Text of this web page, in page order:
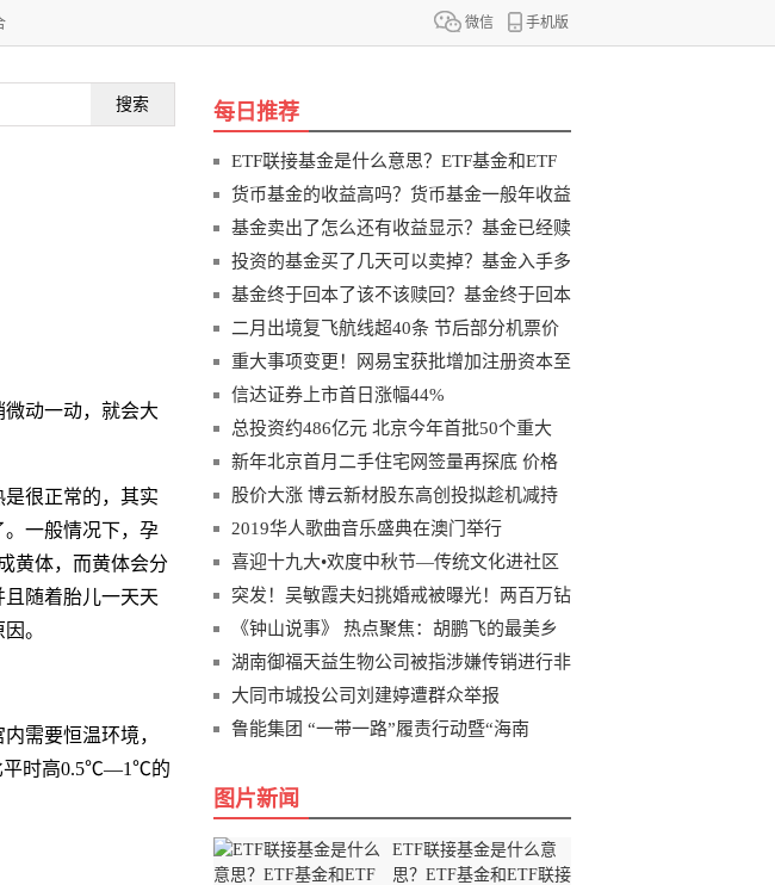
微信 手机版
搜索
动一动，就会大
很正常的，其实
一般情况下，孕
黄体，而黄体会分
随着胎儿一天天
。
需要恒温环境，
平时高0.5℃—1℃的
每日推荐
ETF联接基金是什么意思？ETF基金和ETF
联
货币基金的收益高吗？货币基金一般年收益
基金卖出了怎么还有收益显示？基金已经赎
投资的基金买了几天可以卖掉？基金入手多
基金终于回本了该不该赎回？基金终于回本
二月出境复飞航线超40条 节后部分机票价
重大事项变更！网易宝获批增加注册资本至
信达证券上市首日涨幅44%
总投资约486亿元 北京今年首批50个重大
新年北京首月二手住宅网签量再探底 价格
股价大涨 博云新材股东高创投拟趁机减持
2019华人歌曲音乐盛典在澳门举行
喜迎十九大•欢度中秋节—传统文化进社区
突发！吴敏霞夫妇挑婚戒被曝光！两百万钻
《钟山说事》 热点聚焦：胡鹏飞的最美乡
湖南御福天益生物公司被指涉嫌传销进行非
大同市城投公司刘建婷遭群众举报
鲁能集团 “一带一路”履责行动暨“海南
图片新闻
ETF联接基金是什么意
思？ETF基金和ETF联接